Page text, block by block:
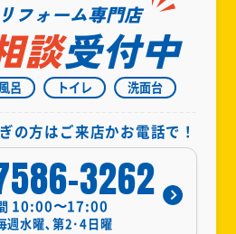
フォーム専門店
談受付中
呂 トイレ 洗面台
の方はご来店かお電話で！
3262
10:00〜17:00
週水曜､第2･4日曜